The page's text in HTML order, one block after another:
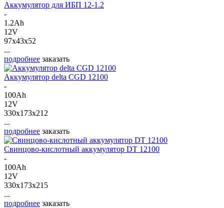
Аккумулятор для ИБП 12-1.2
-
1.2Ah
12V
97x43x52
...
подробнее заказать
Аккумулятор delta CGD 12100
-
100Ah
12V
330x173x212
...
подробнее заказать
Свинцово-кислотный аккумулятор DT 12100
-
100Ah
12V
330x173x215
...
подробнее заказать